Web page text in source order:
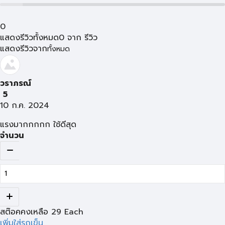
0
แสดงรีวิวทั้งหมด0 จาก รีวิว
แสดงรีวิวจากทั้งหมด
วราภรณ์
5
10 ก.ค. 2024
แรงมากกกกก ใช้ดีสุด
จำนวน
สต๊อคคงเหลือ 29 Each